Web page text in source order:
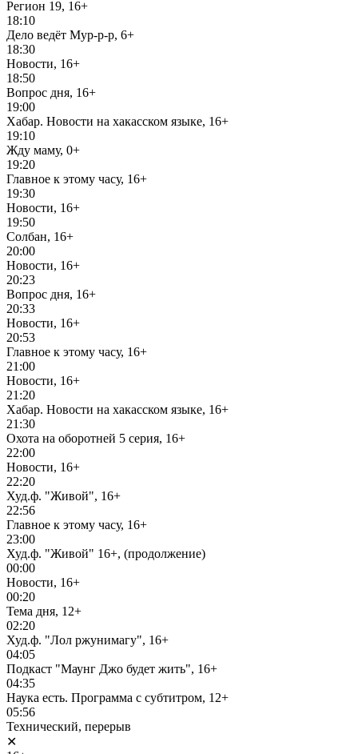
Регион 19, 16+
18:10
Дело ведёт Мур-р-р, 6+
18:30
Новости, 16+
18:50
Вопрос дня, 16+
19:00
Хабар. Новости на хакасском языке, 16+
19:10
Жду маму, 0+
19:20
Главное к этому часу, 16+
19:30
Новости, 16+
19:50
Солбан, 16+
20:00
Новости, 16+
20:23
Вопрос дня, 16+
20:33
Новости, 16+
20:53
Главное к этому часу, 16+
21:00
Новости, 16+
21:20
Хабар. Новости на хакасском языке, 16+
21:30
Охота на оборотней 5 серия, 16+
22:00
Новости, 16+
22:20
Худ.ф. "Живой", 16+
22:56
Главное к этому часу, 16+
23:00
Худ.ф. "Живой" 16+, (продолжение)
00:00
Новости, 16+
00:20
Тема дня, 12+
02:20
Худ.ф. "Лол ржунимагу", 16+
04:05
Подкаст "Маунг Джо будет жить", 16+
04:35
Наука есть. Программа с субтитром, 12+
05:56
Технический, перерыв
✕